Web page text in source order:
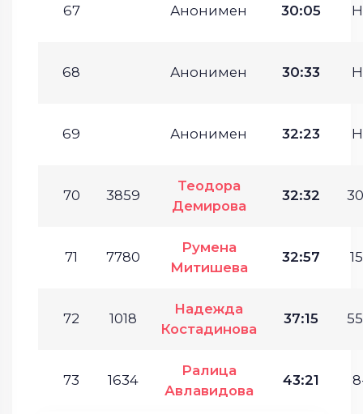
67 Анонимен 30:05
68 Анонимен 30:33
69 Анонимен 32:23
70 3859
Теодора
Демирова
32:32
71 7780
Румена
Митишева
32:57
72 1018
Надежда
Костадинова
37:15
73 1634
Ралица
Авлавидова
43:21